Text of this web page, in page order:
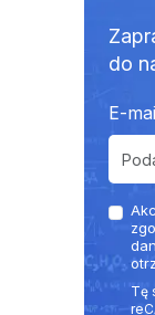
do
E-